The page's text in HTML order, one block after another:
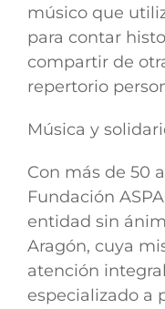
músico que
para contar
compartir de
repertorio
Música y
Con más de 50
Fundación
entidad sin
Aragón, cuya
atención
especializado a